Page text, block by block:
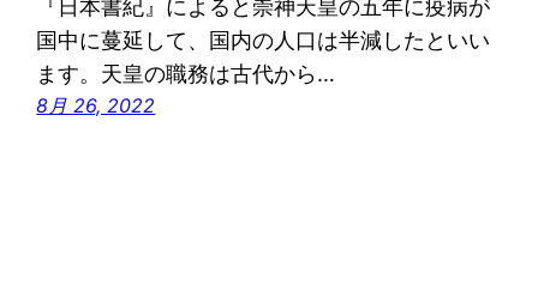
『日本書紀』によると崇神天皇の五年に疫病が
国中に蔓延して、国内の人口は半減したといい
ます。天皇の職務は古代から…
8月 26, 2022